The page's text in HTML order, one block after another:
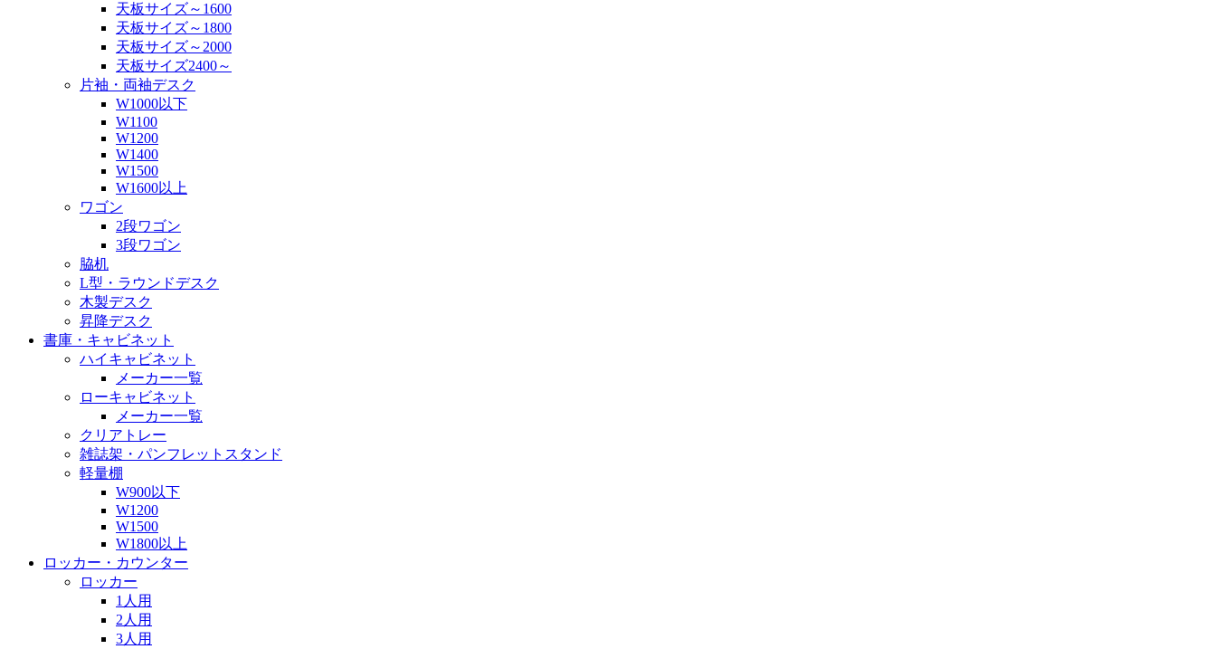
天板サイズ～1600
天板サイズ～1800
天板サイズ～2000
天板サイズ2400～
片袖・両袖デスク
W1000以下
W1100
W1200
W1400
W1500
W1600以上
ワゴン
2段ワゴン
3段ワゴン
脇机
L型・ラウンドデスク
木製デスク
昇降デスク
書庫・キャビネット
ハイキャビネット
メーカー一覧
ローキャビネット
メーカー一覧
クリアトレー
雑誌架・パンフレットスタンド
軽量棚
W900以下
W1200
W1500
W1800以上
ロッカー・カウンター
ロッカー
1人用
2人用
3人用